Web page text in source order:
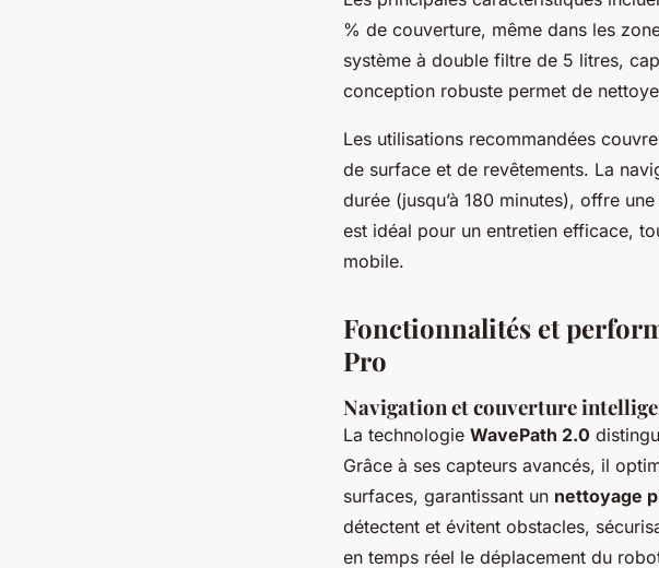
% de couverture, même dans les
système à double filtre de 5 litres,
conception robuste permet de
Les utilisations recommandées
de surface et de revêtements. La
durée (jusqu’à 180 minutes), offre
est idéal pour un entretien efficace,
mobile.
Fonctionnalités et
Pro
Navigation et couverture
La technologie WavePath 2.0
Grâce à ses capteurs avancés, il
surfaces, garantissant un nettoyage
détectent et évitent obstacles,
en temps réel le déplacement du